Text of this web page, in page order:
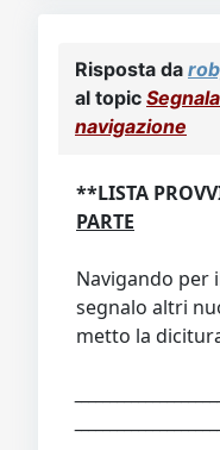
Risposta da
al topic
navigazione
**LISTA
PARTE
Navigando per
segnalo altri
metto la